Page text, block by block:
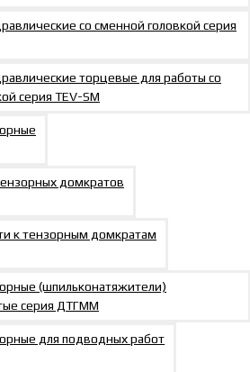
со сменной головкой серия
торцевые для работы со
серия TEV-SM
домкратов
к тензорным домкратам
(шпильконатяжители)
серия ДТГММ
для подводных работ